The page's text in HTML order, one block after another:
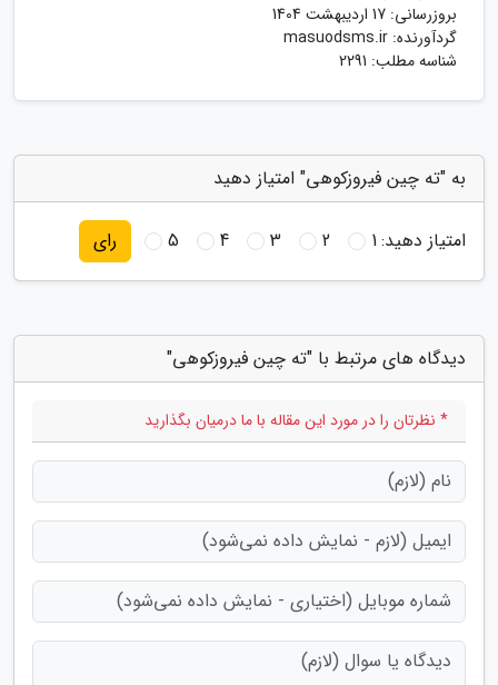
بروزرسانی: 17 اردیبهشت 1404
گردآورنده: masuodsms.ir
شناسه مطلب: 2291
به "ته چین فیروزکوهی" امتیاز دهید
امتیاز دهید:1
2
3
4
5 رای
دیدگاه های مرتبط با "ته چین فیروزکوهی"
* نظرتان را در مورد این مقاله با ما درمیان بگذارید